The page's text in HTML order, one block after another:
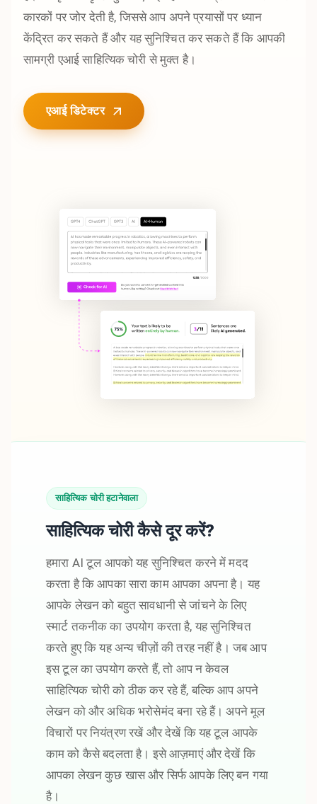
कारकों पर जोर देती है, जिससे आप अपने प्रयासों पर ध्यान
केंद्रित कर सकते हैं और यह सुनिश्चित कर सकते हैं कि आपकी
सामग्री एआई साहित्यिक चोरी से मुक्त है।
एआई डिटेक्टर
साहित्यिक चोरी हटानेवाला
साहित्यिक चोरी कैसे दूर करें?
हमारा AI टूल आपको यह सुनिश्चित करने में मदद
करता है कि आपका सारा काम आपका अपना है। यह
आपके लेखन को बहुत सावधानी से जांचने के लिए
स्मार्ट तकनीक का उपयोग करता है, यह सुनिश्चित
करते हुए कि यह अन्य चीज़ों की तरह नहीं है। जब आप
इस टूल का उपयोग करते हैं, तो आप न केवल
साहित्यिक चोरी को ठीक कर रहे हैं, बल्कि आप अपने
लेखन को और अधिक भरोसेमंद बना रहे हैं। अपने मूल
विचारों पर नियंत्रण रखें और देखें कि यह टूल आपके
काम को कैसे बदलता है। इसे आज़माएं और देखें कि
आपका लेखन कुछ खास और सिर्फ आपके लिए बन गया
है।